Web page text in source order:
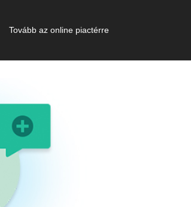
Tovább az online piactérre